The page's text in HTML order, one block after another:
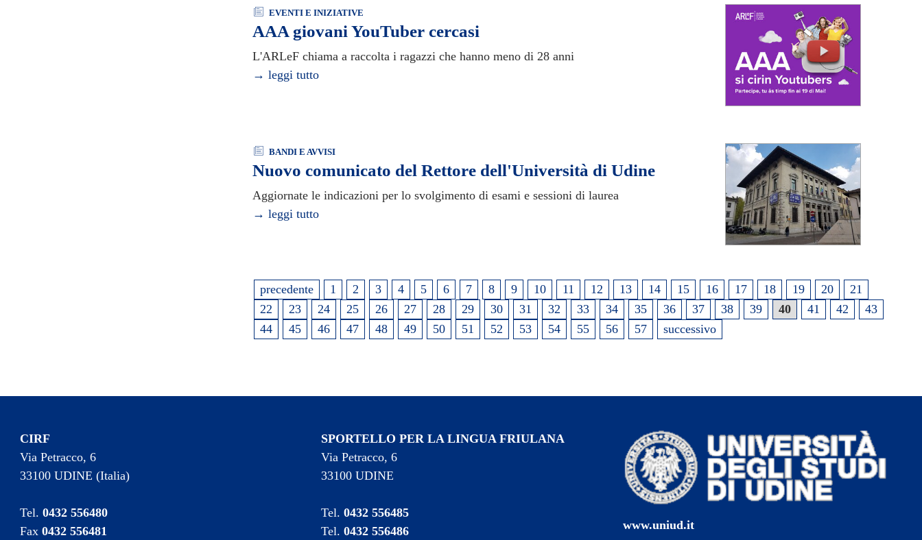
EVENTI E INIZIATIVE
AAA giovani YouTuber cercasi
L'ARLeF chiama a raccolta i ragazzi che hanno meno di 28 anni
→ leggi tutto
BANDI E AVVISI
Nuovo comunicato del Rettore dell'Università di Udine
Aggiornate le indicazioni per lo svolgimento di esami e sessioni di laurea
→ leggi tutto
precedente 1 2 3 4 5 6 7 8 9 10 11 12 13 14 15 16 17 18 19 20
21
22
23 24 25 26 27 28 29 30 31 32 33 34 35 36 37 38 39 40 41 42
43
44
45 46 47 48 49 50 51 52 53 54 55 56 57 successivo
CIRF
Via Petracco, 6
33100 UDINE (Italia)
Tel.0432 556480
Fax0432 556481
SPORTELLO PER LA LINGUA FRIULANA
Via Petracco, 6
33100 UDINE
Tel.0432 556485
Tel.0432 556486 www.uniud.it